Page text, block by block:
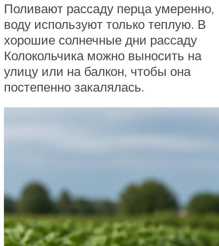
Поливают рассаду перца умеренно,
воду используют только теплую. В
хорошие солнечные дни рассаду
Колокольчика можно выносить на
улицу или на балкон, чтобы она
постепенно закалялась.